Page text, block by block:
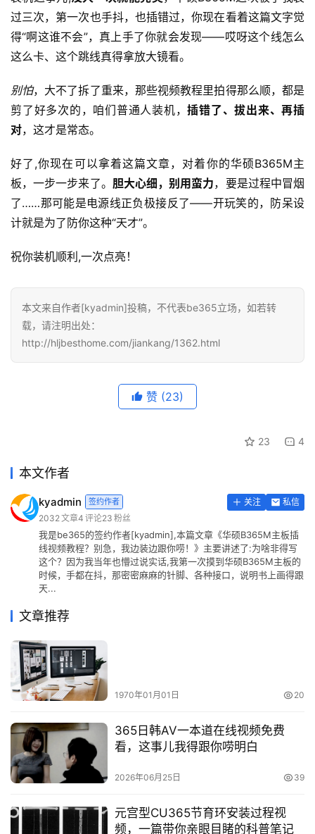
过三次，第一次也手抖，也插错过，你现在看着这篇文字觉
得“啊这谁不会”，真上手了你就会发现——哎呀这个线怎么
这么卡、这个跳线真得拿放大镜看。
别怕，大不了拆了重来，那些视频教程里拍得那么顺，都是
剪了好多次的，咱们普通人装机，插错了、拔出来、再插
对，这才是常态。
好了,你现在可以拿着这篇文章，对着你的华硕B365M主
板，一步一步来了。 胆大心细，别用蛮力，要是过程中冒烟
了……那可能是电源线正负极接反了——开玩笑的，防呆设
计就是为了防你这种“天才”。
祝你装机顺利,一次点亮！
本文来自作者[kyadmin]投稿，不代表be365立场，如若转
载，请注明出处：
http://hljbesthome.com/jiankang/1362.html
赞 (23)
23 4
本文作者
kyadmin 签约作者 关注
私信
2032文章4 评论23 粉丝
我是be365的签约作者[kyadmin],本篇文章《华硕B365M主板插
线视频教程？别急，我边装边跟你唠！》主要讲述了:为啥非得写
这个？因为我当年也懵过说实话,我第一次摸到华硕B365M主板的
时候，手都在抖，那密密麻麻的针脚、各种接口，说明书上画得跟
天...
文章推荐
1970年01月01日 20
365日韩AV一本道在线视频免费
看，这事儿我得跟你唠明白
2026年06月25日 39
元宫型CU365节育环安装过程视
频，一篇带你亲眼目睹的科普笔记